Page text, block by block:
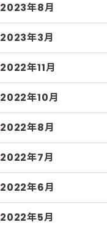
2023年8月
2023年3月
2022年11月
2022年10月
2022年8月
2022年7月
2022年6月
2022年5月